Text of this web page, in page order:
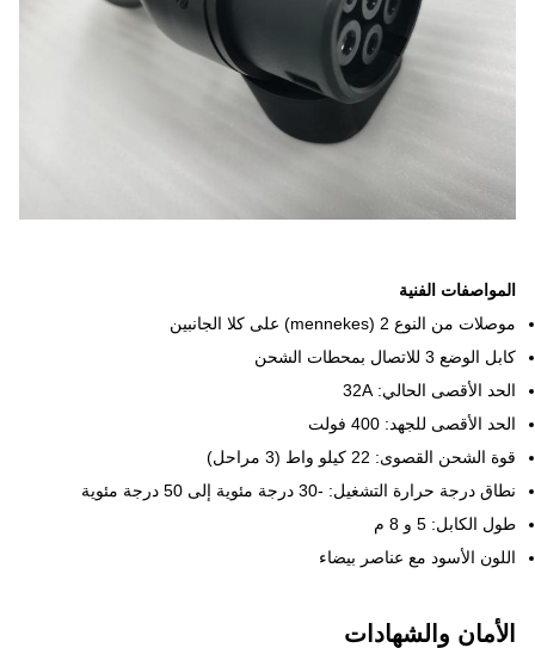
المواصفات الفنية
موصلات من النوع 2 (mennekes) على كلا الجانبين
كابل الوضع 3 للاتصال بمحطات الشحن
الحد الأقصى الحالي: 32A
الحد الأقصى للجهد: 400 فولت
قوة الشحن القصوى: 22 كيلو واط (3 مراحل)
نطاق درجة حرارة التشغيل: -30 درجة مئوية إلى 50 درجة مئوية
طول الكابل: 5 و 8 م
اللون الأسود مع عناصر بيضاء
الأمان والشهادات